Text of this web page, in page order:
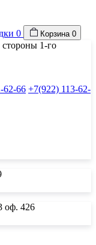
0 Корзина 0
стороны 1-го
62-66 +7(922) 113-62-
оф. 426